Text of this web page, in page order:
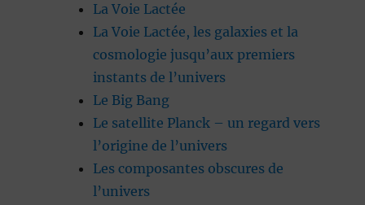
La Voie Lactée
La Voie Lactée, les galaxies et la
cosmologie jusqu’aux premiers
instants de l’univers
Le Big Bang
Le satellite Planck – un regard vers
l’origine de l’univers
Les composantes obscures de
l’univers